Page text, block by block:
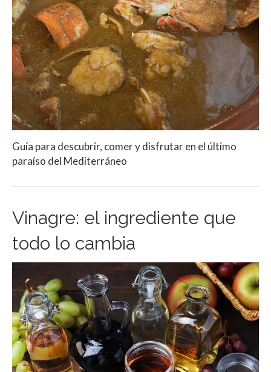
Guía para descubrir, comer y disfrutar en el último
paraíso del Mediterráneo
Vinagre: el ingrediente que
todo lo cambia